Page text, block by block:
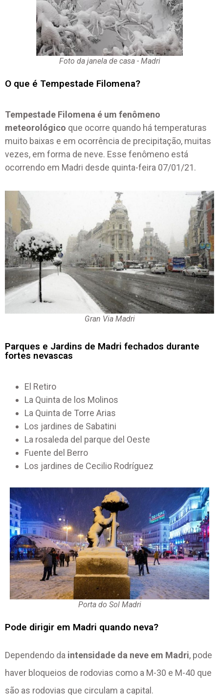
Foto da janela de casa - Madri
O que é Tempestade Filomena?
Tempestade Filomena é um fenômeno
meteorológico que ocorre quando há temperaturas
muito baixas e em ocorrência de precipitação, muitas
vezes, em forma de neve. Esse fenômeno está
ocorrendo em Madri desde quinta-feira 07/01/21.
Gran Via Madri
Parques e Jardins de Madri fechados durante
fortes nevascas
El Retiro
La Quinta de los Molinos
La Quinta de Torre Arias
Los jardines de Sabatini
La rosaleda del parque del Oeste
Fuente del Berro
Los jardines de Cecilio Rodríguez
Porta do Sol Madri
Pode dirigir em Madri quando neva?
Dependendo da intensidade da neve em Madri, pode
haver bloqueios de rodovias como a M-30 e M-40 que
são as rodovias que circulam a capital.